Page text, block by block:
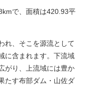
で、面積は420.93平
れ、そこを源流として
に含まれます。下流域
がり、上流域には豊か
たす布部ダム・山佐ダ